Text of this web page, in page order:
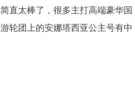
直太棒了，很多主打高端豪华国
轮团上的安娜塔西亚公主号有中